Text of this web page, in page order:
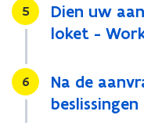
Stap
5
Dien uw
loket -
Stap
6
Na de
beslissingen